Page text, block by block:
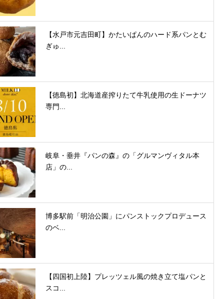
【水戸市元吉田町】かたいぱんのハード系パンとむ
ぎゅ...
【徳島初】北海道産搾りたて牛乳使用の生ドーナツ
専門...
岐阜・垂井『パンの森』の「グルマンヴィタル本
店」の...
博多駅前「明治公園」にパンストックプロデュース
のベ...
【四国初上陸】プレッツェル風の焼き立て塩パンと
スコ...